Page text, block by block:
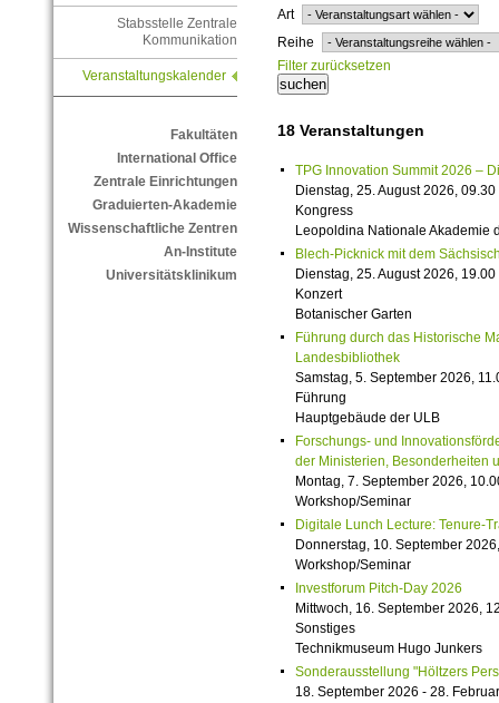
Stabsstelle Zentrale
Kommunikation
Veranstaltungskalender
Fakultäten
International Office
Zentrale Einrichtungen
Graduierten-Akademie
Wissenschaftliche Zentren
An-Institute
Universitätsklinikum
Art
Reihe
Filter zurücksetzen
18 Veranstaltungen
TPG Innovation Summit 2026 –
Dienstag, 25. August 2026,
Kongress
Leopoldina Nationale Akademie
Blech-Picknick mit dem
Dienstag, 25. August 2026,
Konzert
Botanischer Garten
Führung durch das Historische
Landesbibliothek
Samstag, 5. September 2026,
Führung
Hauptgebäude der ULB
Forschungs- und
der Ministerien, Besonderheiten
Montag, 7. September 2026,
Workshop/Seminar
Digitale Lunch Lecture: Tenure-
Donnerstag, 10. September
Workshop/Seminar
Investforum Pitch-Day 2026
Mittwoch, 16. September 2026,
Sonstiges
Technikmuseum Hugo Junkers
Sonderausstellung "Höltzers
18. September 2026 - 28.